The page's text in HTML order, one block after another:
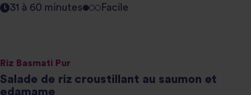
31 à 60 minutes Facile
Riz Basmati Pur
Salade de riz croustillant au saumon et
edamame